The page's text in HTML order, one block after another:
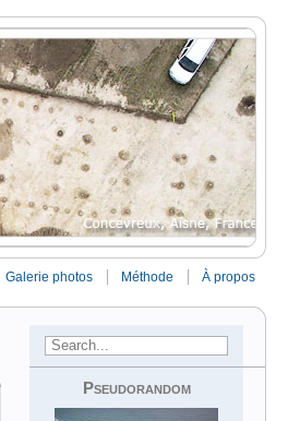
Galerie photos Méthode À propos
Pseudorandom